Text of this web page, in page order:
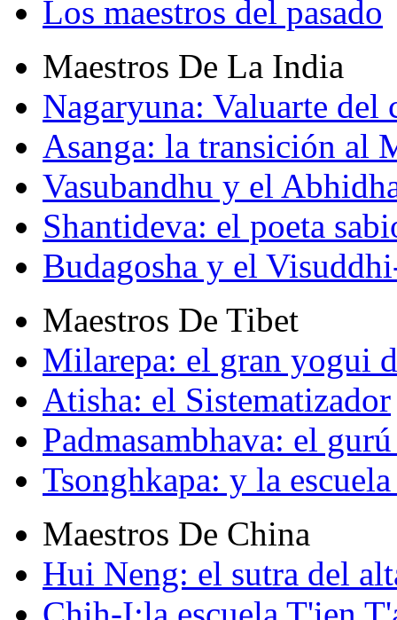
Los maestros del pasado
Maestros De La India
Nagaryuna: Valuarte del
Asanga: la transición al
Vasubandhu y el
Shantideva: el poeta
Budagosha y el
Maestros De Tibet
Milarepa: el gran yogui
Atisha: el Sistematizador
Padmasambhava: el
Tsonghkapa: y la
Maestros De China
Hui Neng: el sutra del